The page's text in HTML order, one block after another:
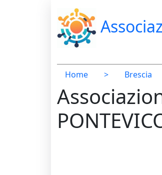
Home > Brescia